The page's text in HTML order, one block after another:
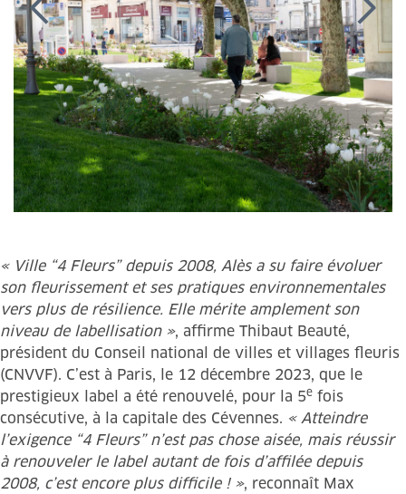
« Ville “4 Fleurs” depuis 2008, Alès a su faire évoluer
son fleurissement et ses pratiques environnementales
vers plus de résilience. Elle mérite amplement son
niveau de labellisation », affirme Thibaut Beauté,
président du Conseil national de villes et villages fleuris
(CNVVF). C’est à Paris, le 12 décembre 2023, que le
prestigieux label a été renouvelé, pour la 5e fois
consécutive, à la capitale des Cévennes. « Atteindre
l’exigence “4 Fleurs” n’est pas chose aisée, mais réussir
à renouveler le label autant de fois d’affilée depuis
2008, c’est encore plus difficile ! », reconnaît Max